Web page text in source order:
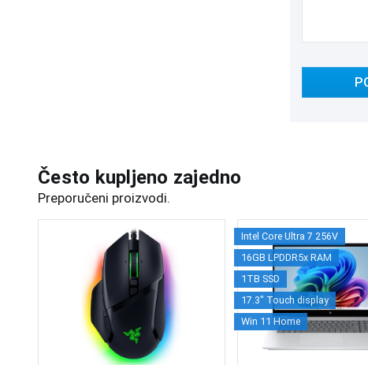
Često kupljeno zajedno
Preporučeni proizvodi.
Intel Core Ultra 7 256V
16GB LPDDR5x RAM
1TB SSD
17.3" Touch display
Win 11 Home